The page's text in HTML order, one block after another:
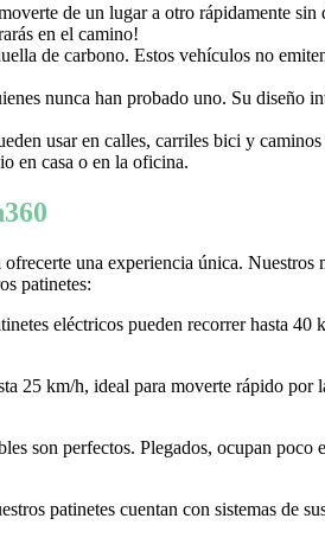
de un lugar a otro rápidamente
en el camino!
de carbono. Estos vehículos no
nunca han probado uno. Su
usar en calles, carriles bici y
en casa o en la oficina.
una experiencia única. Nuestros
patinetes:
eléctricos pueden recorrer hasta
25 km/h, ideal para moverte rápido
son perfectos. Plegados, ocupan
patinetes cuentan con sistemas de